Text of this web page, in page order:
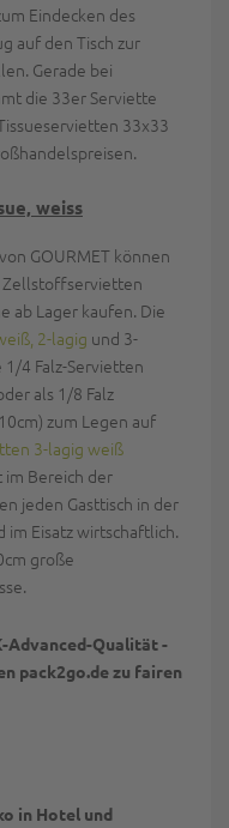
Eindecken des
auf den Tisch zur
Gerade bei
die 33er Serviette
33x33
weiss
GOURMET können
Zellstoffservietten
ab Lager kaufen. Die
2-lagig und 3-
4 Falz-Servietten
als 1/8 Falz
zum Legen auf
3-lagig weiß
im Bereich der
jeden Gasttisch in der
Eisatz wirtschaftlich.
große
Advanced-Qualität -
pack2go.de zu fairen
in Hotel und